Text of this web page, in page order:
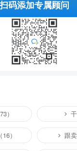
扫码添加专属顾问
）
） 跟